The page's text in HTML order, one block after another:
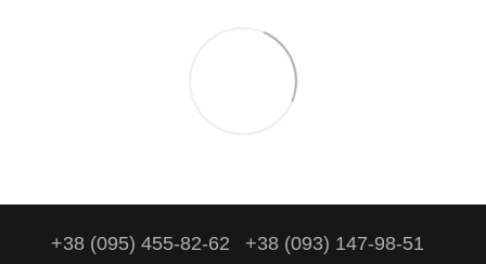
+38 (095) 455-82-62 +38 (093) 147-98-51